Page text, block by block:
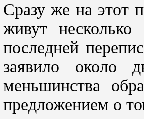
Сразу же на этот
живут
последней
заявило около
меньшинства
предложением о